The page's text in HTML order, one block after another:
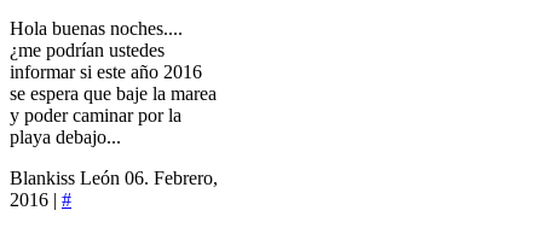
Hola buenas noches....
¿me podrían ustedes
informar si este año 2016
se espera que baje la marea
y poder caminar por la
playa debajo...
Blankiss León 06. Febrero,
2016 | #